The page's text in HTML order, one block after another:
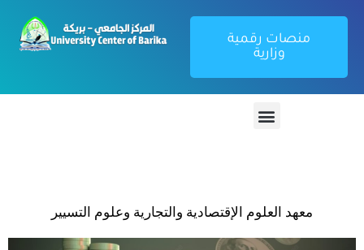
منصات رقمية
وزارية
معهد العلوم الإقتصادية والتجارية وعلوم التسيير